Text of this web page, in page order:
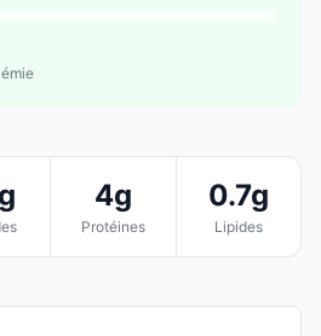
4g
Protéines
0.7g
Lipides